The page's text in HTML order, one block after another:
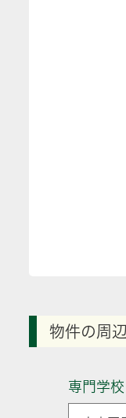
物件の周
専門学校